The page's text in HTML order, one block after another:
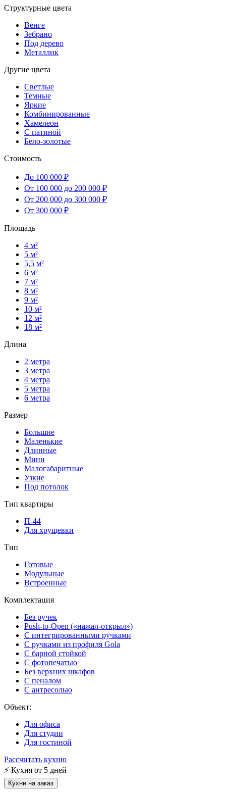
Структурные цвета
Венге
Зебрано
Под дерево
Металлик
Другие цвета
Светлые
Темные
Яркие
Комбинированные
Хамелеон
С патиной
Бело-золотые
Стоимость
До 100 000 ₽
От 100 000 до 200 000 ₽
От 200 000 до 300 000 ₽
От 300 000 ₽
Площадь
4 м²
5 м²
5,5 м²
6 м²
7 м²
8 м²
9 м²
10 м²
12 м²
18 м²
Длина
2 метра
3 метра
4 метра
5 метра
6 метра
Размер
Большие
Маленькие
Длинные
Мини
Малогабаритные
Узкие
Под потолок
Тип квартиры
П-44
Для хрущевки
Тип
Готовые
Модульные
Встроенные
Комплектация
Без ручек
Push-to-Open («нажал-открыл»)
С интегрированными ручками
С ручками из профиля Gola
С барной стойкой
С фотопечатью
Без верхних шкафов
С пеналом
С антресолью
Объект:
Для офиса
Для студии
Для гостиной
Рассчитать кухню
⚡ Кухня от 5 дней
Кухни на заказ